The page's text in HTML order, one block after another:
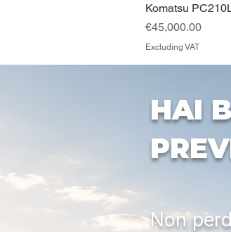
Komatsu
Price
€45,000.00
Excluding VAT
HAI
Non